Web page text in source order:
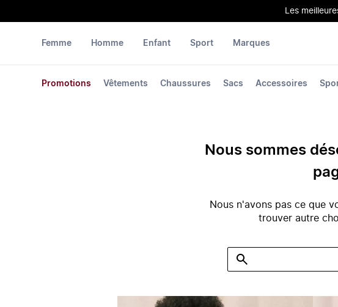
Les
Femme
Promotions Vêtements Chaussures Sacs Accessoires
Homme Enfant Sport Marques
Nous sommes
Nous n'avons pas ce que
trouver autre